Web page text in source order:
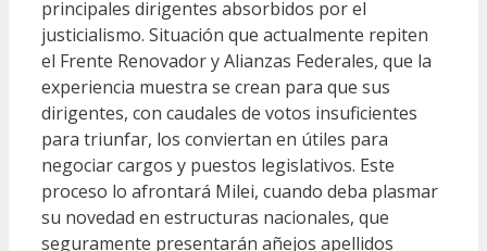
principales dirigentes absorbidos por el
justicialismo. Situación que actualmente repiten
el Frente Renovador y Alianzas Federales, que la
experiencia muestra se crean para que sus
dirigentes, con caudales de votos insuficientes
para triunfar, los conviertan en útiles para
negociar cargos y puestos legislativos. Este
proceso lo afrontará Milei, cuando deba plasmar
su novedad en estructuras nacionales, que
seguramente presentarán añejos apellidos